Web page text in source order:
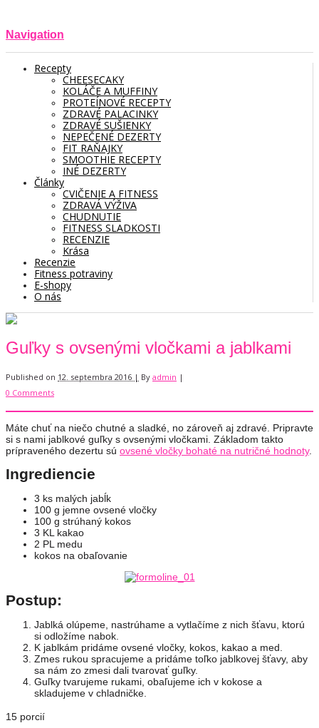
Navigation
Recepty
CHEESECAKY
KOLÁČE A MUFFINY
PROTEÍNOVÉ RECEPTY
ZDRAVÉ PALACINKY
ZDRAVÉ SUŠIENKY
NEPEČENÉ DEZERTY
FIT RAŇAJKY
SMOOTHIE RECEPTY
INÉ DEZERTY
Články
CVIČENIE A FITNESS
ZDRAVÁ VÝŽIVA
CHUDNUTIE
FITNESS SLADKOSTI
RECENZIE
Krása
Recenzie
Fitness potraviny
E-shopy
O nás
Guľky s ovsenými vločkami a jablkami
Published on 12. septembra 2016 | By admin |
0 Comments
Máte chuť na niečo chutné a sladké, no zároveň aj zdravé. Pripravte
si s nami jablkové guľky s ovsenými vločkami. Základom takto
prípraveného dezertu sú ovsené vločky bohaté na nutričné hodnoty.
Ingrediencie
3 ks malých jabĺk
100 g jemne ovsené vločky
100 g strúhaný kokos
3 KL kakao
2 PL medu
kokos na obaľovanie
Postup:
Jablká olúpeme, nastrúhame a vytlačíme z nich šťavu, ktorú
si odložíme nabok.
K jablkám pridáme ovsené vločky, kokos, kakao a med.
Zmes rukou spracujeme a pridáme toľko jablkovej šťavy, aby
sa nám zo zmesi dali tvarovať guľky.
Guľky tvarujeme rukami, obaľujeme ich v kokose a
skladujeme v chladničke.
15 porcií